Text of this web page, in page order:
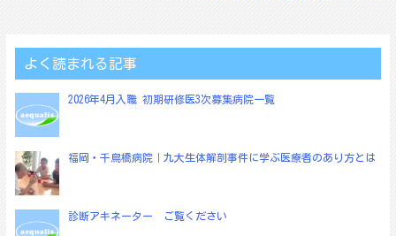
シ
ョ
ン
よく読まれる記事
2026年4月入職 初期研修医3次募集病院一覧
福岡・千鳥橋病院｜九大生体解剖事件に学ぶ医療者のあり方とは
診断アキネーター ご覧ください